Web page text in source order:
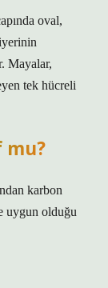
oval,
Mayalar,
tek hücreli
mu?
karbon
uygun olduğu